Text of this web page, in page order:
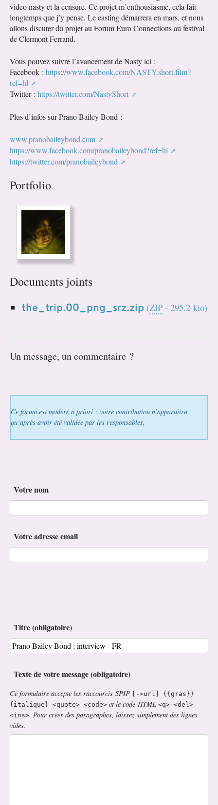
video nasty et la censure. Ce projet m’enthousiasme, cela fait
longtemps que j’y pense. Le casting démarrera en mars, et nous
allons discuter du projet au Forum Euro Connections au festival
de Clermont Ferrand.
Vous pouvez suivre l’avancement de Nasty ici :
Facebook : https://www.facebook.com/NASTY.short.film?
ref=hl
Twitter : https://twitter.com/NastyShort
Plus d’infos sur Prano Bailey Bond :
www.pranobaileybond.com
https://www.facebook.com/pranobaileybond?ref=hl
https://twitter.com/pranobaileybond
Portfolio
Documents joints
the_trip.00_png_srz.zip (ZIP - 295.2 kio)
Un message, un commentaire ?
Ce forum est modéré a priori : votre contribution n’apparaîtra
qu’après avoir été validée par les responsables.
Votre nom
Votre adresse email
Titre (obligatoire)
Texte de votre message (obligatoire)
Ce formulaire accepte les raccourcis SPIP
[->url] {{gras}}
{italique} <quote> <code> et le code HTML <q> <del>
<ins>. Pour créer des paragraphes, laissez simplement des lignes
vides.